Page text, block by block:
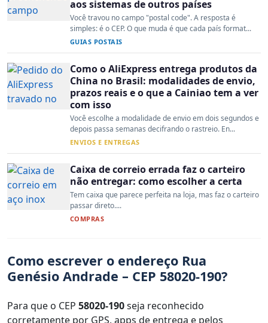
aos sistemas de outros países
Você travou no campo "postal code". A resposta é
simples: é o CEP. O que muda é que cada país format...
GUIAS POSTAIS
Como o AliExpress entrega produtos da
China no Brasil: modalidades de envio,
prazos reais e o que a Cainiao tem a ver
com isso
Você escolhe a modalidade de envio em dois segundos e
depois passa semanas decifrando o rastreio. En...
ENVIOS E ENTREGAS
Caixa de correio errada faz o carteiro
não entregar: como escolher a certa
Tem caixa que parece perfeita na loja, mas faz o carteiro
passar direto....
COMPRAS
Como escrever o endereço Rua
Genésio Andrade – CEP 58020-190?
Para que o CEP 58020-190seja reconhecido
corretamente por GPS, apps de entrega e pelos